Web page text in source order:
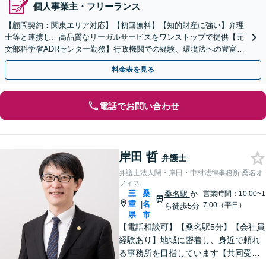
個人事業主・フリーランス
【顧問契約：関東エリア対応】【初回無料】【知的財産に強い】弁理
士等と連携し、高品質なリーガルサービスをワンストップで提供【元
文部科学省ADRセンター勤務】行政機関での経験、環境法への豊富な
知識を活かし、事業者さまの抱える問題を解決へ導きます
料金表を見る
電話でお問い合わせ
岸田 哲 弁護士
弁護士法人関・岸田・中村法律事務所 桑名オ
フィス
三
重
県
|
桑
名
市
桑名駅 か
ら徒歩5分
営業時間：10:00~1
7:00（平日）
【電話相談可】【桑名駅5分】【会社員
経験あり】地域に密着し、身近で頼れ
る事務所を目指しています【共同受任